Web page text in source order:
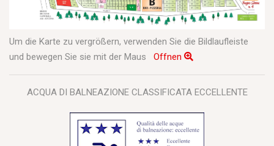
Um die Karte zu vergrößern, verwenden Sie die Bildlaufleiste
und bewegen Sie sie mit der Maus Offnen
ACQUA DI BALNEAZIONE CLASSIFICATA ECCELLENTE